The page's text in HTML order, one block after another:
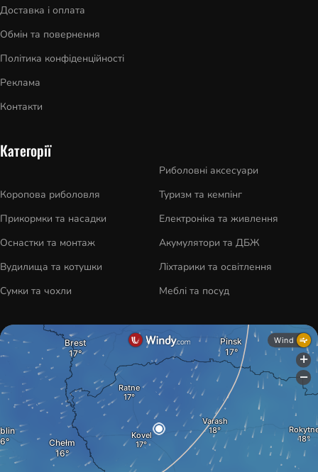
Доставка і оплата
Обмін та повернення
Політика конфіденційності
Реклама
Контакти
Категорії
Коропова риболовля
Прикормки та насадки
Оснастки та монтаж
Вудилища та котушки
Сумки та чохли
Риболовні аксесуари
Туризм та кемпінг
Електроніка та живлення
Акумулятори та ДБЖ
Ліхтарики та освітлення
Меблі та посуд